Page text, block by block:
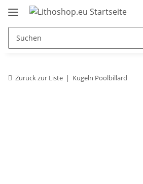
Zurück zur Liste Kugeln Poolbillard